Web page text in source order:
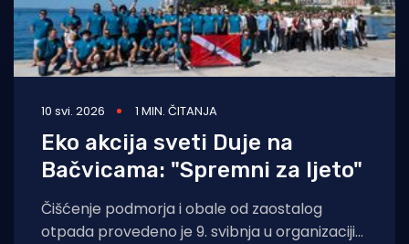
10 svi. 2026 1 MIN. ČITANJA
Eko akcija sveti Duje na
Bačvicama: "Spremni za ljeto"
Čišćenje podmorja i obale od zaostalog
otpada provedeno je 9. svibnja u organizaciji